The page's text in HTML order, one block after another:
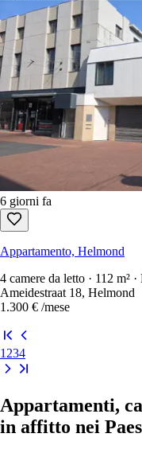
6 giorni fa
Appartamento, Helmond
4 camere da letto · 112 m²
Ameidestraat 18, Helmond
1.300 € /mese
1 234
Appartamenti,
in affitto nei